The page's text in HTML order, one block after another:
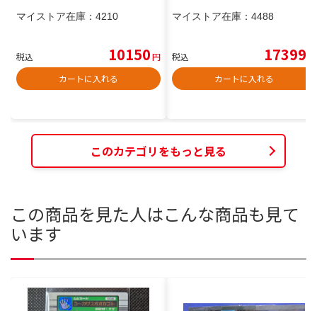
マイストア在庫： 4210
税込 10150円
カートに入れる
マイストア在庫： 4488
税込 17399
カートに入れる
このカテゴリをもっと見る
この商品を見た人はこんな商品も見て
います